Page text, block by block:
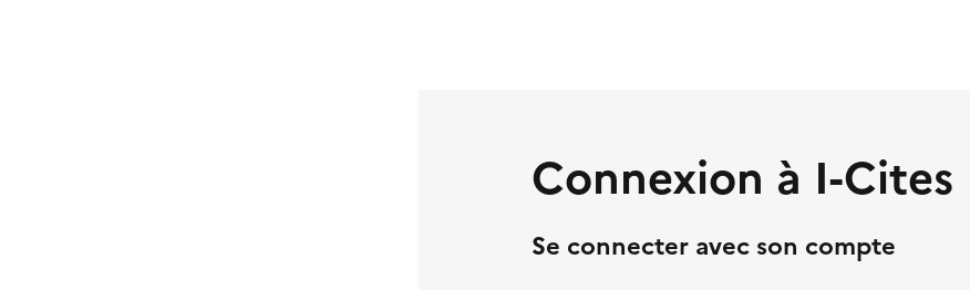
Connexion à I-Cites
Se connecter avec son compte